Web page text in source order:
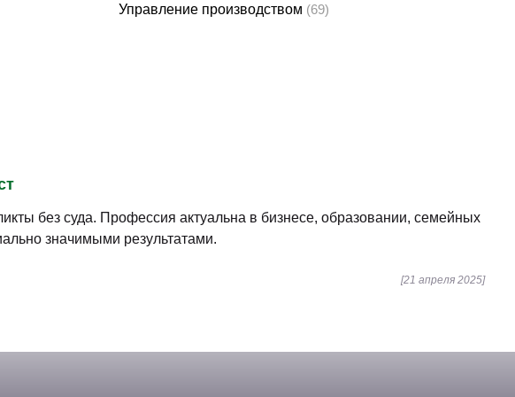
Управление производством (69)
без суда. Профессия актуальна в бизнесе, образовании, семейных
значимыми результатами.
[21 апреля 2025]